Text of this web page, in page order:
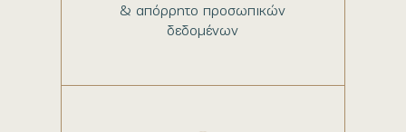
& απόρρητο προσωπικών
δεδομένων